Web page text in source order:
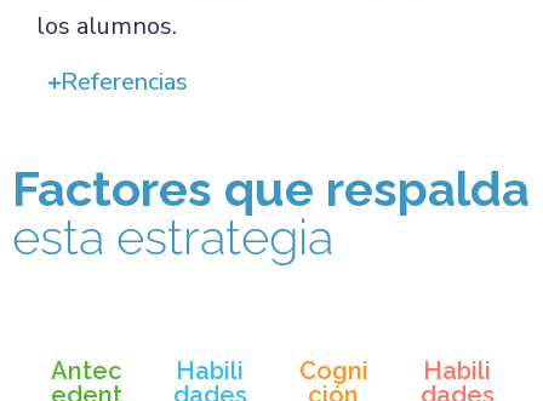
los alumnos.
Referencias
Factores que respalda
esta estrategia
Antec
edent
Habili
dades
Cogni
ción
Habili
dades